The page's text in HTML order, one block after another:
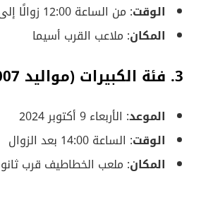
الوقت: من الساعة 12:00 زوالًا إلى 14:00 بعد الزوال
المكان: ملاعب القرب أسيما
3. فئة الكبيرات (مواليد 2007 وما قبل)
الموعد: الأربعاء 9 أكتوبر 2024
الوقت: الساعة 14:00 بعد الزوال
المكان: ملعب الخطاطيف قرب